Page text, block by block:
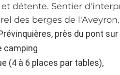
détente. Sentier
des berges de
près du pont
camping
(4 à 6 places par tables),